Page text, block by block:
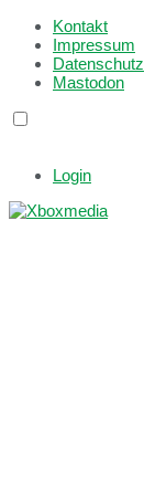
Kontakt
Impressum
Datenschutz
Mastodon
Login